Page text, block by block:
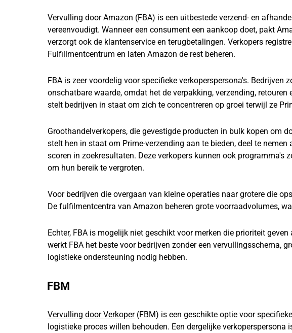
Vervulling door Amazon (FBA) is een uitbestede verzend- en
vereenvoudigt. Wanneer een consument een aankoop doet, pakt
verzorgt ook de klantenservice en terugbetalingen. Verkopers
Fulfillmentcentrum en laten Amazon de rest beheren.
FBA is zeer voordelig voor specifieke verkoperspersona's. Bedrijven
onschatbare waarde, omdat het de verpakking, verzending,
stelt bedrijven in staat om zich te concentreren op groei terwijl ze
Groothandelverkopers, die gevestigde producten in bulk kopen om
stelt hen in staat om Prime-verzending aan te bieden, deel te
scoren in zoekresultaten. Deze verkopers kunnen ook programma's
om hun bereik te vergroten.
Voor bedrijven die overgaan van kleine operaties naar grotere die
De fulfilmentcentra van Amazon beheren grote voorraadvolumes,
Echter, FBA is mogelijk niet geschikt voor merken die prioriteit
werkt FBA het beste voor bedrijven zonder een vervullingsschema,
logistieke ondersteuning nodig hebben.
FBM
Vervulling door Verkoper(FBM) is een geschikte optie voor
logistieke proces willen behouden. Een dergelijke